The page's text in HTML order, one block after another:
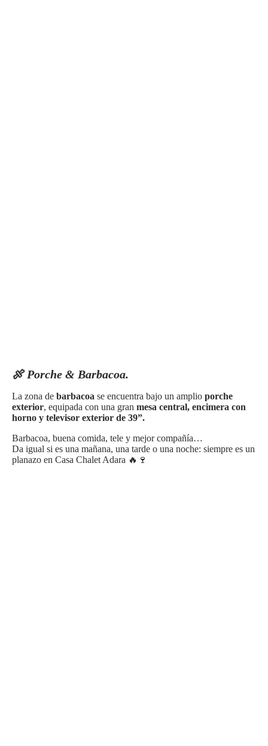
🍖 Porche & Barbacoa.
La zona de barbacoa se encuentra bajo un amplio porche
exterior, equipada con una gran mesa central, encimera con
horno y televisor exterior de 39”.
Barbacoa, buena comida, tele y mejor compañía…
Da igual si es una mañana, una tarde o una noche: siempre es un
planazo en Casa Chalet Adara 🔥🍷